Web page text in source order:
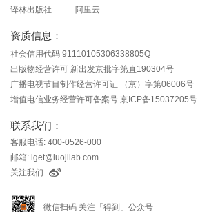
译林出版社
阿里云
资质信息：
社会信用代码 91110105306338805Q
出版物经营许可 新出发京批字第直190304号
广播电视节目制作经营许可证 （京）字第06006号
增值电信业务经营许可备案号 京ICP备15037205号
联系我们：
客服电话: 400-0526-000
邮箱: iget@luojilab.com
关注我们:
微信扫码 关注「得到」公众号